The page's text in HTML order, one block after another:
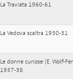
La Traviata 1960-61
La Vedova scaltra 1930-31
Le donne curiose (E. Wolf-
1937-38